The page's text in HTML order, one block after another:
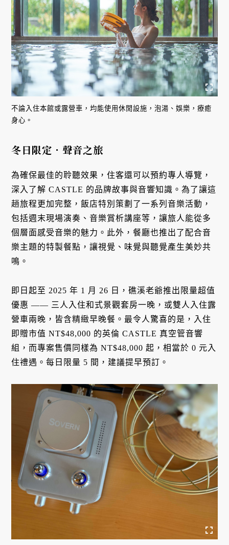
不論入住本館或露營車，均能使用休閒設施，泡湯、娛樂，療癒
身心。
冬日限定．聲音之旅
為確保最佳的聆聽效果，住客還可以預約專人導覽，
深入了解 CASTLE 的品牌故事與音響知識。為了讓這
趟旅程更加完整，飯店特別策劃了一系列音樂活動，
包括週末現場演奏、音樂賞析講座等，讓旅人能從多
個層面感受音樂的魅力。此外，餐廳也推出了配合音
樂主題的特製餐點，讓視覺、味覺與聽覺產生美妙共
鳴。
即日起至 2025 年 1 月 26 日，礁溪老爺推出限量超值
優惠 —— 三人入住和式景觀套房一晚，或雙人入住露
營車兩晚，皆含精緻早晚餐。最令人驚喜的是，入住
即贈市值 NT$48,000 的英倫 CASTLE 真空管音響
組，而專案售價同樣為 NT$48,000 起，相當於 0 元入
住禮遇。每日限量 5 間，建議提早預訂。